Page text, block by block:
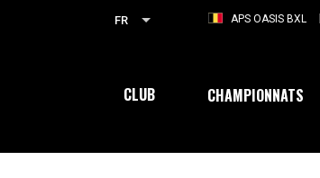
FR APS OASIS BXL
CLUB CHAMPIONNATS